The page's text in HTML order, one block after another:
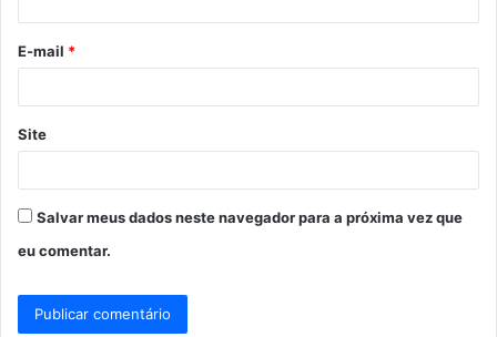
*
E-mail *
Site
Salvar meus dados neste navegador para a próxima vez que
eu comentar.